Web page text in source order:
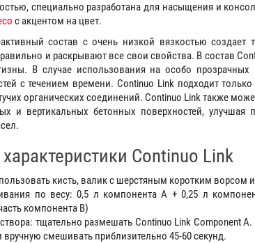
специально разработана для насыщения и
с акцентом на цвет.
состав с очень низкой вязкостью создает
и раскрывают все свои свойства. В состав
В случае использования на особо
с течением времени. Continuo Link подходит
органических соединений. Continuo Link также
и вертикальных бетонных поверхностей,
Continuo Link
кисть, валик с шерстяным коротким ворсом
по весу: 0,5 л компонента А + 0,25 л
компонента B)
тщательно размешать Continuo Link Component
вручную смешивать приблизительно 45-60 секунд.